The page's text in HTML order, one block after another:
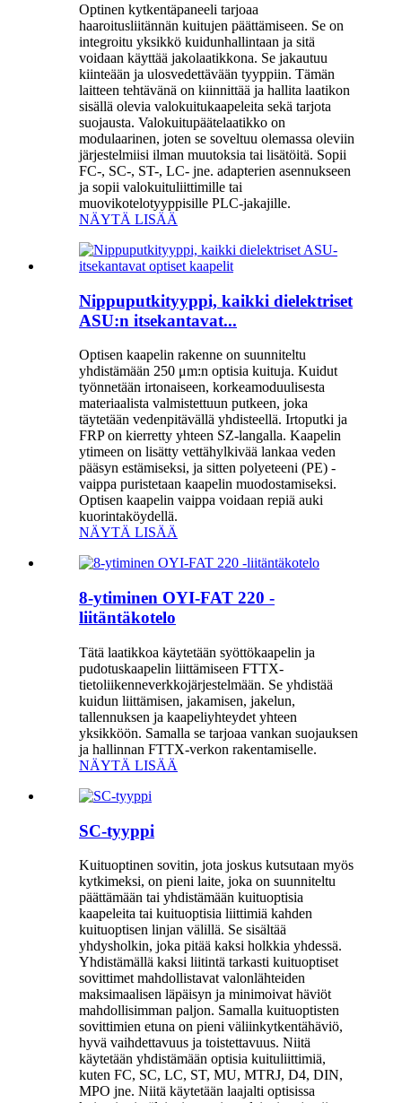
Optinen kytkentäpaneeli tarjoaa
haaroitusliitännän kuitujen päättämiseen. Se on
integroitu yksikkö kuidunhallintaan ja sitä
voidaan käyttää jakolaatikkona. Se jakautuu
kiinteään ja ulosvedettävään tyyppiin. Tämän
laitteen tehtävänä on kiinnittää ja hallita laatikon
sisällä olevia valokuitukaapeleita sekä tarjota
suojausta. Valokuitupäätelaatikko on
modulaarinen, joten se soveltuu olemassa oleviin
järjestelmiisi ilman muutoksia tai lisätöitä. Sopii
FC-, SC-, ST-, LC- jne. adapterien asennukseen
ja sopii valokuituliittimille tai
muovikotelotyyppisille PLC-jakajille.
NÄYTÄ LISÄÄ
Nippuputkityyppi, kaikki dielektriset
ASU:n itsekantavat...
Optisen kaapelin rakenne on suunniteltu
yhdistämään 250 μm:n optisia kuituja. Kuidut
työnnetään irtonaiseen, korkeamoduulisesta
materiaalista valmistettuun putkeen, joka
täytetään vedenpitävällä yhdisteellä. Irtoputki ja
FRP on kierretty yhteen SZ-langalla. Kaapelin
ytimeen on lisätty vettähylkivää lankaa veden
pääsyn estämiseksi, ja sitten polyeteeni (PE) -
vaippa puristetaan kaapelin muodostamiseksi.
Optisen kaapelin vaippa voidaan repiä auki
kuorintaköydellä.
NÄYTÄ LISÄÄ
8-ytiminen OYI-FAT 220 -
liitäntäkotelo
Tätä laatikkoa käytetään syöttökaapelin ja
pudotuskaapelin liittämiseen FTTX-
tietoliikenneverkkojärjestelmään. Se yhdistää
kuidun liittämisen, jakamisen, jakelun,
tallennuksen ja kaapeliyhteydet yhteen
yksikköön. Samalla se tarjoaa vankan suojauksen
ja hallinnan FTTX-verkon rakentamiselle.
NÄYTÄ LISÄÄ
SC-tyyppi
Kuituoptinen sovitin, jota joskus kutsutaan myös
kytkimeksi, on pieni laite, joka on suunniteltu
päättämään tai yhdistämään kuituoptisia
kaapeleita tai kuituoptisia liittimiä kahden
kuituoptisen linjan välillä. Se sisältää
yhdysholkin, joka pitää kaksi holkkia yhdessä.
Yhdistämällä kaksi liitintä tarkasti kuituoptiset
sovittimet mahdollistavat valonlähteiden
maksimaalisen läpäisyn ja minimoivat häviöt
mahdollisimman paljon. Samalla kuituoptisten
sovittimien etuna on pieni väliinkytkentähäviö,
hyvä vaihdettavuus ja toistettavuus. Niitä
käytetään yhdistämään optisia kuituliittimiä,
kuten FC, SC, LC, ST, MU, MTRJ, D4, DIN,
MPO jne. Niitä käytetään laajalti optisissa